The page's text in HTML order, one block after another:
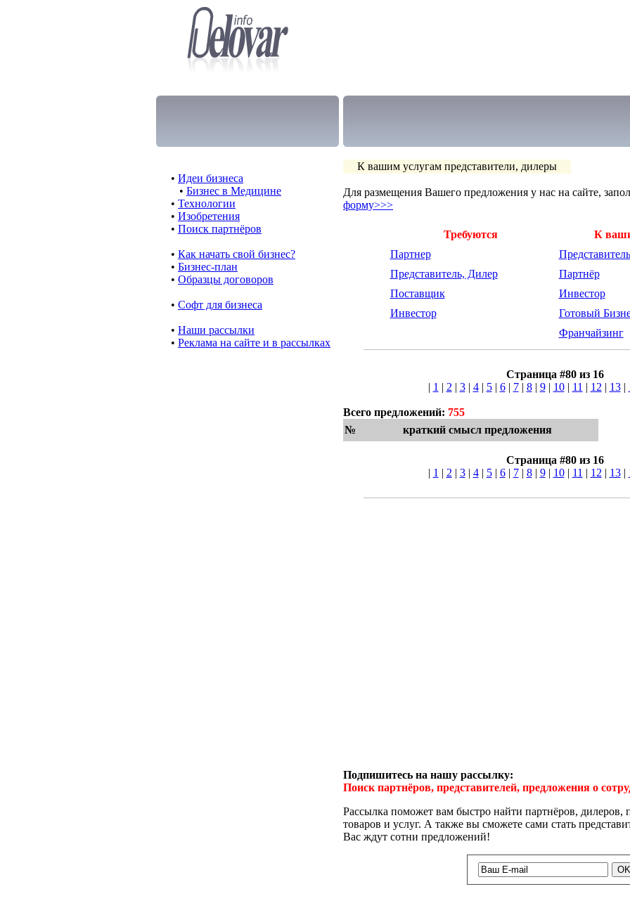
• Идеи бизнеса
• Бизнес в Медицине
• Технологии
• Изобретения
• Поиск партнёров
• Как начать свой бизнес?
• Бизнес-план
• Образцы договоров
• Cофт для бизнеса
• Наши рассылки
• Реклама на сайте и в рассылках
К вашим услугам представители, дилеры
Для размещения Вашего предложения у нас на сайте,
форму>>>
Требуются
К
Партнер
Представитель, Дилер
Партнёр
Поставщик
Инвестор
Инвестор
Готовый
Франчайзинг
Страница #80 из 16
| 1 | 2 | 3| 4| 5| 6| 7| 8| 9| 10| 11 | 12 | 13|
Всего предложений: 755
№
краткий смысл предложения
Страница #80 из 16
| 1 | 2 | 3| 4| 5| 6| 7| 8| 9| 10| 11 | 12 | 13|
Подпишитесь на нашу рассылку:
Поиск партнёров, представителей, предложения о
Рассылка поможет вам быстро найти партнёров, дилеров,
товаров и услуг. А также вы сможете сами стать
Вас ждут сотни предложений!